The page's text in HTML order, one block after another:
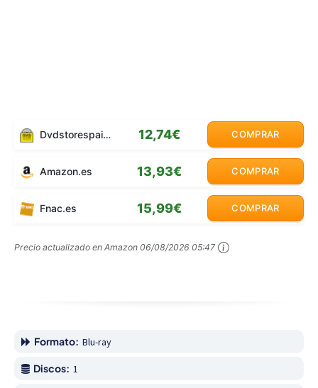
Dvdstorespain.es 12,74€ COMPRAR
Amazon.es 13,93€ COMPRAR
Fnac.es 15,99€ COMPRAR
Precio actualizado en Amazon 06/08/2026 05:47
Formato: Blu-ray
Discos: 1